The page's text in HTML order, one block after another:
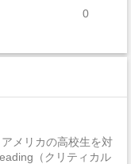
0
0
メリカの高校生を対
（クリティカル